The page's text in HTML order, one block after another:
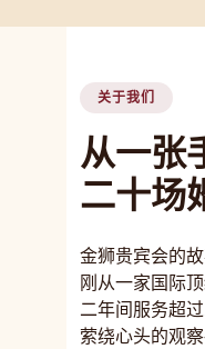
关于我们
从一张
二十场
金狮贵宾会的
刚从一家国际
二年间服务超
萦绕心头的观